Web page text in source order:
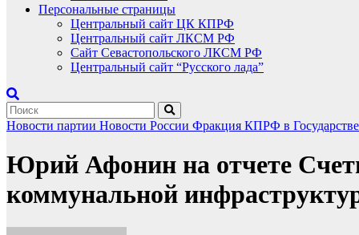
Персональные страницы
Центральный сайт ЦК КПРФ
Центральный сайт ЛКСМ РФ
Сайт Севастопольского ЛКСМ РФ
Центральный сайт “Русского лада”
Новости партии Новости России Фракция КПРФ в
Юрий Афонин на отчете
коммунальной